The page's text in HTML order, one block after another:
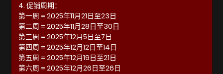
4. 促销周期：
第一周 = 2025年11月21日至23日
第二周 = 2025年11月28日至30日
第三周 = 2025年12月5日至7日
第四周 = 2025年12月12日至14日
第五周 = 2025年12月19日至21日
第六周 = 2025年12月26日至26日